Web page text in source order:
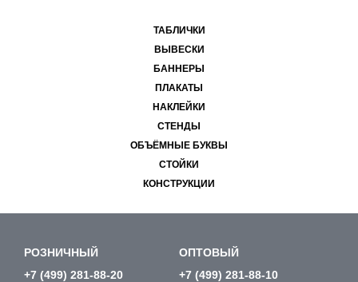
ТАБЛИЧКИ
ВЫВЕСКИ
БАННЕРЫ
ПЛАКАТЫ
НАКЛЕЙКИ
СТЕНДЫ
ОБЪЁМНЫЕ БУКВЫ
СТОЙКИ
КОНСТРУКЦИИ
РОЗНИЧНЫЙ
+7 (499) 281-88-20
ОПТОВЫЙ
+7 (499) 281-88-10